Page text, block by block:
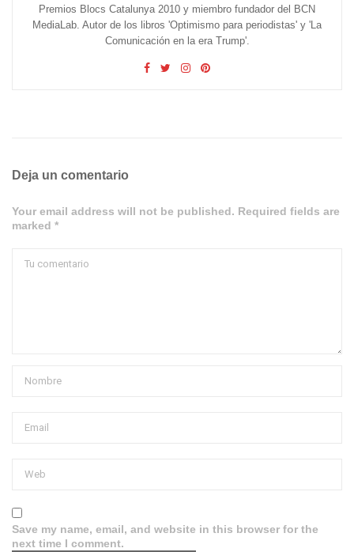
Premios Blocs Catalunya 2010 y miembro fundador del BCN
MediaLab. Autor de los libros 'Optimismo para periodistas' y 'La
Comunicación en la era Trump'.
Deja un comentario
Your email address will not be published. Required fields are
marked *
Save my name, email, and website in this browser for the
next time I comment.